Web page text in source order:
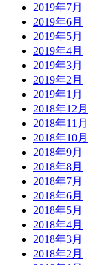
2019年7月
2019年6月
2019年5月
2019年4月
2019年3月
2019年2月
2019年1月
2018年12月
2018年11月
2018年10月
2018年9月
2018年8月
2018年7月
2018年6月
2018年5月
2018年4月
2018年3月
2018年2月